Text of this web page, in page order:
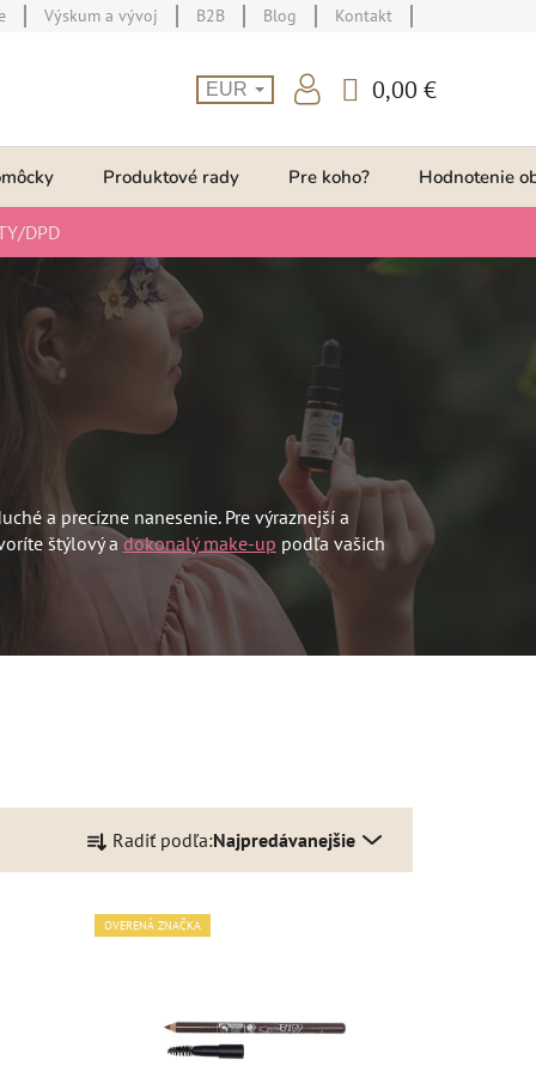
Výskum a vývoj B2B Blog Kontakt
EUR
KOŠÍK
0,00 €
Produktové rady Pre koho? Hodnotenie
DPD
a precízne nanesenie. Pre výraznejší a
štýlový adokonalý make-up podľa vašich
a
d
e
n
Radiť podľa:Najpredávanejšie
OVERENÁ ZNAČKA